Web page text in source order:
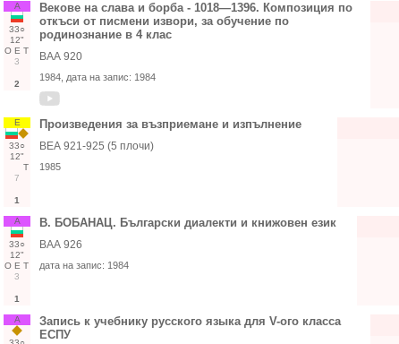
А
33○
12"
О Е Т
3
2
Векове на слава и борба - 1018—1396. Композиция по
откъси от писмени извори, за обучение по
родинознание в 4 клас
ВАА 920
1984 , дата на запис: 1984
Е
33○
12"
Т
7
1
Произведения за възприемане и изпълнение
ВЕА 921-925 (5 плочи)
1985
А
33○
12"
О Е Т
3
1
В. БОБАНАЦ. Български диалекти и книжовен език
ВАА 926
дата на запис: 1984
А
Запись к учебнику русского языка для V-ого класса
ЕСПУ